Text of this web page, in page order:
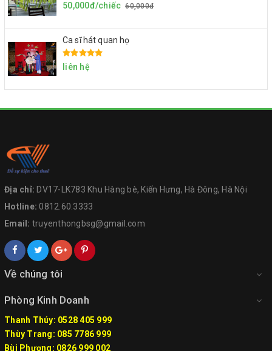
50,000đ/chiếc 60,000đ
Ca sĩ hát quan họ
liên hệ
Địa chỉ: DV17-LK783 Khu Hàng bè, Kiến Hưng, Hà Đông, Hà Nội
Hotline:0812.60.3333
Email: truyenthongbsg@gmail.com
Về chúng tôi
Phòng Kinh Doanh
Thanh Thúy: 0528 405 999
Thùy Trang: 085 7786 999
Bùi Phương: 0826 999 002